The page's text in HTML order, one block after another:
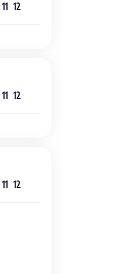
11 12
11 12
11 12